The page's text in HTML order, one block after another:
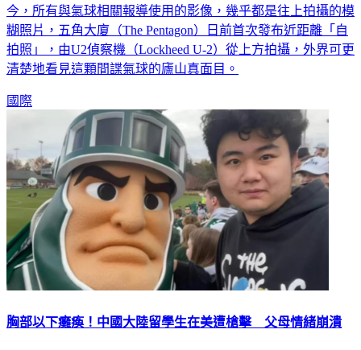
今，所有與氣球相關報導使用的影像，幾乎都是往上拍攝的模
糊照片，五角大廈（The Pentagon）日前首次發布近距離「自
拍照」，由U2偵察機（Lockheed U-2）從上方拍攝，外界可更
清楚地看見這顆間諜氣球的廬山真面目。
國際
胸部以下癱瘓！中國大陸留學生在美遭槍擊 父母情緒崩潰